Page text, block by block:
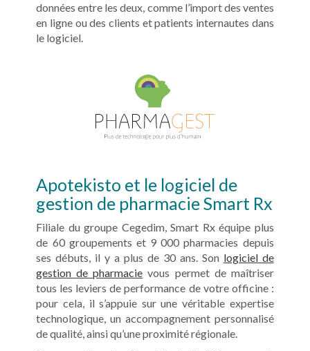
données entre les deux, comme l’import des ventes
en ligne ou des clients et patients internautes dans
le logiciel.
Apotekisto et le logiciel de
gestion de pharmacie Smart Rx
Filiale du groupe Cegedim, Smart Rx équipe plus
de 60 groupements et 9 000 pharmacies depuis
ses débuts, il y a plus de 30 ans. Son logiciel de
gestion de pharmacie vous permet de maîtriser
tous les leviers de performance de votre officine :
pour cela, il s’appuie sur une véritable expertise
technologique, un accompagnement personnalisé
de qualité, ainsi qu’une proximité régionale.